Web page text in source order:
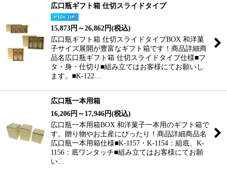
広口瓶ギフト箱 仕切スライドタイプ
15,873円 ～26,862円(税込)
広口瓶ギフト箱 仕切スライドタイプBOX 和洋菓
子サイズ展開が豊富なギフト箱です！商品詳細商
品名広口瓶ギフト箱 仕切スライドタイプ仕様■フ
タ・身・仕切り■組み立てはお客様にてお願いし
ます。■K-122…
広口瓶一本用箱
16,206円 ～17,946円(税込)
広口瓶一本用箱BOX 和洋菓子一本用のギフト箱で
す。贈り物やお土産にぴったり！商品詳細商品名
広口瓶一本用箱仕様■K-1157・K-1154：組底、K-
1156：底ワンタッチ■組み立てはお客様にてお願
い…